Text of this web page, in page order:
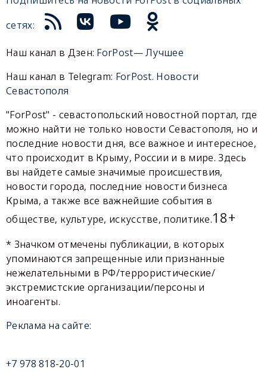
сетях:
Наш канал в Дзен: ForPost— Лучшее
Наш канал в Telegram: ForPost. Новости
Севастополя
"ForPost" - севастопольский новостной портал, где
можно найти не только новости Севастополя, но и
последние новости дня, все важное и интересное,
что происходит в Крыму, России и в мире. Здесь
вы найдете самые значимые происшествия,
новости города, последние новости бизнеса
Крыма, а также все важнейшие события в
обществе, культуре, искусстве, политике.18+
* Значком отмечены публикации, в которых
упоминаются запрещенные или признанные
нежелательными в РФ/террористические/
экстремистские организации/персоны и
иноагенты.
Реклама на сайте:
+7 978 818-20-01